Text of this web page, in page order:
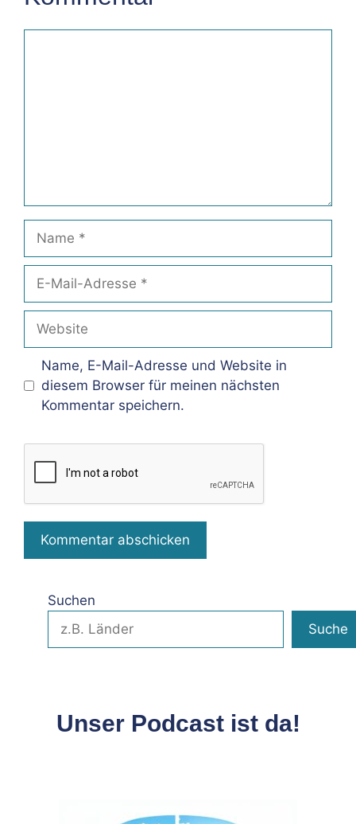
Mail-
Adresse
Name, E-Mail-Adresse und Website in
diesem Browser für meinen nächsten
Kommentar speichern.
Suchen
Suche
Unser Podcast ist da!